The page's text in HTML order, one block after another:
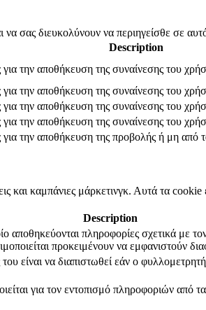
σας διευκολύνουν να περιηγείσθε σε
Description
την αποθήκευση της συναίνεσης του
την αποθήκευση της συναίνεσης του
την αποθήκευση της συναίνεσης του
την αποθήκευση της συναίνεσης του
την αποθήκευση της προβολής ή μη από
και καμπάνιες μάρκετινγκ. Αυτά τα cookie
Description
αποθηκεύονται πληροφορίες σχετικά με
προκειμένουν να εμφανιστούν
είναι να διαπιστωθεί εάν ο
για τον εντοπισμό πληροφοριών